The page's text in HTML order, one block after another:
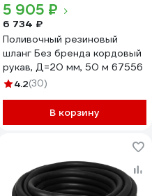
5 905 ₽
6 734 ₽
Поливочный резиновый
шланг Без бренда кордовый
рукав, Д=20 мм, 50 м 67556
4.2(30)
В корзину